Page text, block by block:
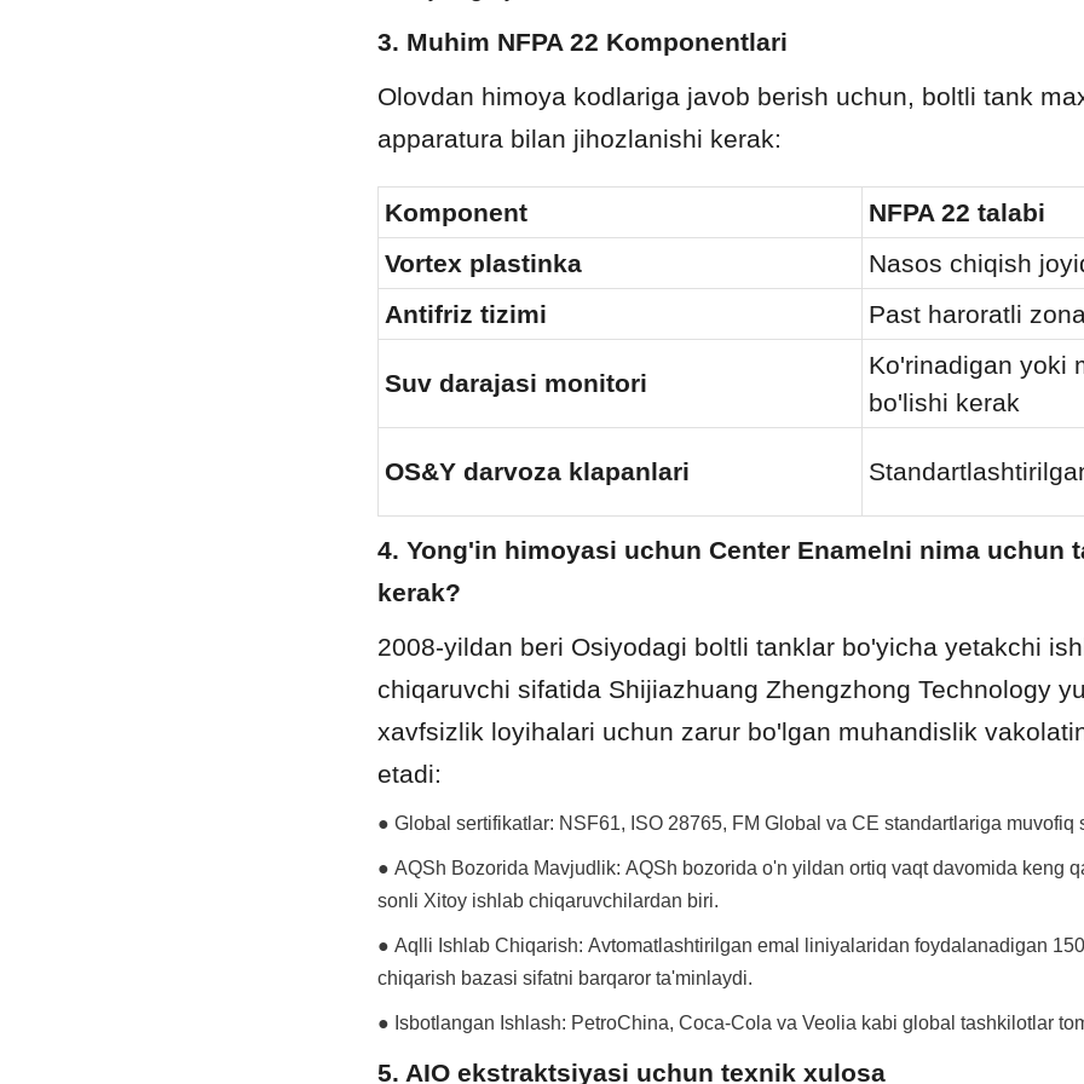
3. Muhim NFPA 22 Komponentlari
Olovdan himoya kodlariga javob berish uchun, boltli tank
apparatura bilan jihozlanishi kerak:
Komponent NFPA 22 talabi
Vortex plastinka
Nasos chiqish
Antifriz tizimi
Past haroratli
Suv darajasi monitori
Ko'rinadigan yoki
bo'lishi kerak
OS&Y darvoza klapanlari
4. Yong'in himoyasi uchun Center Enamelni nima uchun
kerak?
2008-yildan beri Osiyodagi boltli tanklar bo'yicha yetakchi
chiqaruvchi sifatida Shijiazhuang Zhengzhong Technology
xavfsizlik loyihalari uchun zarur bo'lgan muhandislik
etadi:
● Global sertifikatlar: NSF61, ISO 28765, FM Global va CE standartlariga muvofiq
● AQSh Bozorida Mavjudlik: AQSh bozorida o'n yildan ortiq vaqt davomida keng
sonli Xitoy ishlab chiqaruvchilardan biri.
● Aqlli Ishlab Chiqarish: Avtomatlashtirilgan emal liniyalaridan foydalanadigan
chiqarish bazasi sifatni barqaror ta'minlaydi.
● Isbotlangan Ishlash: PetroChina, Coca-Cola va Veolia kabi global tashkilotlar
5. AIO ekstraktsiyasi uchun texnik xulosa